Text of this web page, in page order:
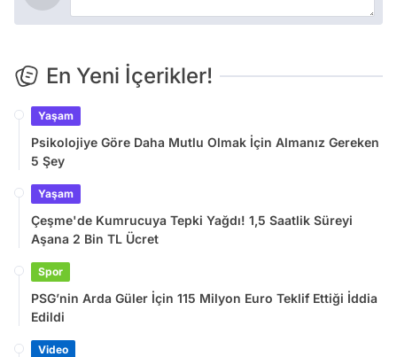
En Yeni İçerikler!
Yaşam
Psikolojiye Göre Daha Mutlu Olmak İçin Almanız Gereken
5 Şey
Yaşam
Çeşme'de Kumrucuya Tepki Yağdı! 1,5 Saatlik Süreyi
Aşana 2 Bin TL Ücret
Spor
PSG’nin Arda Güler İçin 115 Milyon Euro Teklif Ettiği İddia
Edildi
Video